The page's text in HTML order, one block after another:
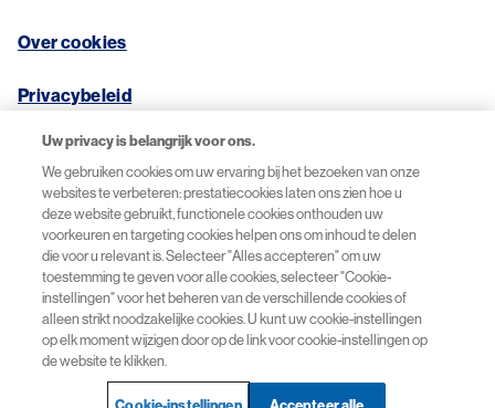
Over cookies
Privacybeleid
© 2026 Novartis Pharma B.V.
Uw privacy is belangrijk voor ons.
We gebruiken cookies om uw ervaring bij het bezoeken van onze
websites te verbeteren: prestatiecookies laten ons zien hoe u
deze website gebruikt, functionele cookies onthouden uw
voorkeuren en targeting cookies helpen ons om inhoud te delen
die voor u relevant is. Selecteer "Alles accepteren" om uw
toestemming te geven voor alle cookies, selecteer "Cookie-
instellingen" voor het beheren van de verschillende cookies of
alleen strikt noodzakelijke cookies. U kunt uw cookie-instellingen
op elk moment wijzigen door op de link voor cookie-instellingen op
de website te klikken.